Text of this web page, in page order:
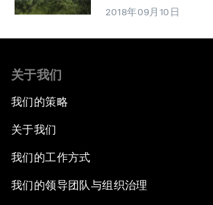
2018年09月10日
关于我们
我们的策略
关于我们
我们的工作方式
我们的领导团队与组织治理